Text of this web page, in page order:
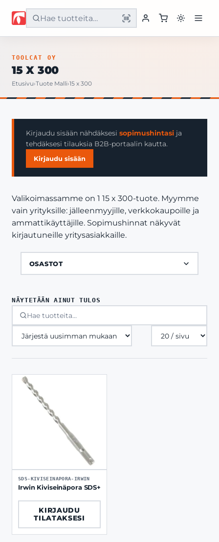
Etusivu
Yritys
Yhteystiedot
TOOLCAT OY
15 X 300
Etusivu›Tuote Malli›15 x 300
Kirjaudu sisään nähdäksesi sopimushintasi ja
tehdäksesi tilauksia B2B-portaalin kautta.
Kirjaudu sisään
Valikoimassamme on 1 15 x 300-tuote. Myymme
vain yrityksille: jälleenmyyjille, verkkokaupoille ja
ammattikäyttäjille. Sopimushinnat näkyvät
kirjautuneille yritysasiakkaille.
OSASTOT
NÄYTETÄÄN AINUT TULOS
Tuotteita
sivulla
SDS-KIVISEINAPORA-IRWIN
Irwin Kiviseinäpora SDS+
KIRJAUDU
TILATAKSESI